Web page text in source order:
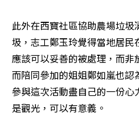
此外在西寶社區協助農場垃
圾，志工鄭玉玲覺得當地居
應該可以妥善的被處理，而非
而陪同參加的姐姐鄭如嵐也
參與這次活動盡自己的一份
是觀光，可以有意義。